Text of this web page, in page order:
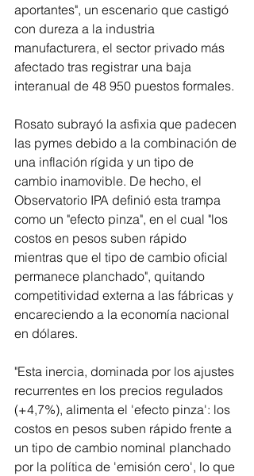
aportantes", un escenario que castigó
con dureza a la industria
manufacturera, el sector privado más
afectado tras registrar una baja
interanual de 48 950 puestos formales.
Rosato subrayó la asfixia que padecen
las pymes debido a la combinación de
una inflación rígida y un tipo de
cambio inamovible. De hecho, el
Observatorio IPA definió esta trampa
como un "efecto pinza", en el cual "los
costos en pesos suben rápido
mientras que el tipo de cambio oficial
permanece planchado", quitando
competitividad externa a las fábricas y
encareciendo a la economía nacional
en dólares.
"Esta inercia, dominada por los ajustes
recurrentes en los precios regulados
(+4,7%), alimenta el 'efecto pinza': los
costos en pesos suben rápido frente a
un tipo de cambio nominal planchado
por la política de 'emisión cero', lo que